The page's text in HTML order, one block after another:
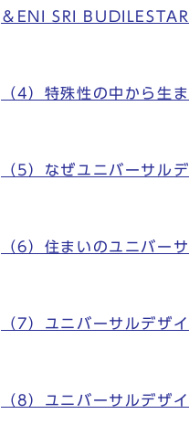
＆ENI SRI
（4）特殊性の中から生
（5）なぜユニバーサル
（6）住まいのユニバー
（7）ユニバーサルデザ
（8）ユニバーサルデザ